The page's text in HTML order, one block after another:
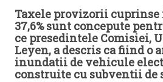
Taxele provizorii cuprinse
37,6% sunt concepute
ce presedintele Comisiei,
Leyen, a descris ca fiind o
inundatii de vehicule
construite cu subventii de